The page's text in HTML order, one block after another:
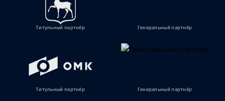
Титульный партнёр Генеральный партнёр
Титульный партнёр Генеральный партнёр